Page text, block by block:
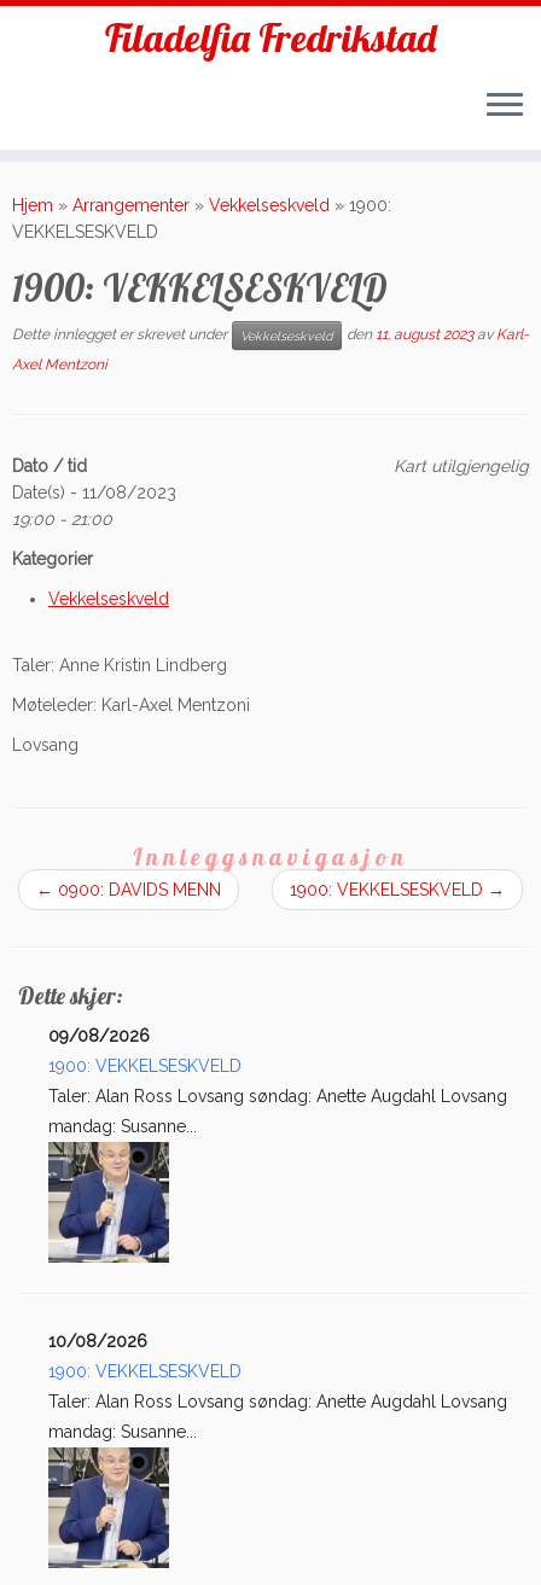
to
content
Filadelfia Fredrikstad
Hjem » Arrangementer » Vekkelseskveld » 1900:
VEKKELSESKVELD
1900: VEKKELSESKVELD
Dette innlegget er skrevet under Vekkelseskveld den 11. august 2023 avKarl-
Axel Mentzoni
Kart utilgjengelig
Dato / tid
Date(s) - 11/08/2023
19:00 - 21:00
Kategorier
Vekkelseskveld
Taler: Anne Kristin Lindberg
Møteleder: Karl-Axel Mentzoni
Lovsang
Innleggsnavigasjon
← 0900: DAVIDS MENN 1900: VEKKELSESKVELD →
Dette skjer:
09/08/2026
1900: VEKKELSESKVELD
Taler: Alan Ross Lovsang søndag: Anette Augdahl Lovsang
mandag: Susanne...
10/08/2026
1900: VEKKELSESKVELD
Taler: Alan Ross Lovsang søndag: Anette Augdahl Lovsang
mandag: Susanne...